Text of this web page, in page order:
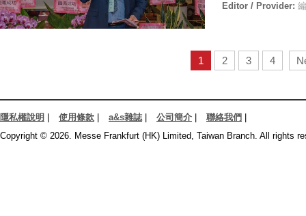
Editor / Provider:
1 2 3 4
隱私權說明 使用條款 a&s雜誌| 公司簡介 聯絡我們
Copyright © 2026. Messe Frankfurt (HK) Limited, Taiwan Branch. All rights